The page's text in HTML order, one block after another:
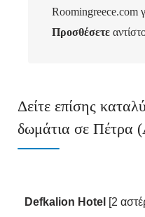
Roomingreece.com
Προσθέσετε
Δείτε επίσης
δωμάτια σε Πέτρα
Defkalion Hotel [2